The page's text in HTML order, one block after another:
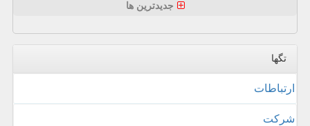
جدیدترین ها
تگها
ارتباطات
شركت